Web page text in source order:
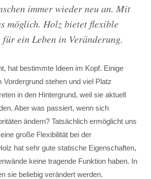
immer wieder neu an. Mit
möglich. Holz bietet flexible
für ein Leben in Veränderung.
hat bestimmte Ideen im Kopf. Einige
Vordergrund stehen und viel Platz
in den Hintergrund, weil sie aktuell
Aber was passiert, wenn sich
ändern? Tatsächlich ermöglicht uns
große Flexibilität bei der
hat sehr gute statische Eigenschaften,
keine tragende Funktion haben. In
sie beliebig verändert werden.